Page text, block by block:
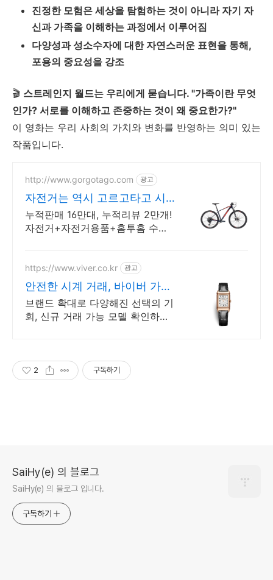
진정한 모험은 세상을 탐험하는 것이 아니라 자기 자
신과 가족을 이해하는 과정에서 이루어짐
다양성과 성소수자에 대한 자연스러운 표현을 통해,
포용의 중요성을 강조
🎬 스트레인지 월드는 우리에게 묻습니다. "가족이란 무엇
인가? 서로를 이해하고 존중하는 것이 왜 중요한가?"
이 영화는 우리 사회의 가치와 변화를 반영하는 의미 있는
작품입니다.
http://www.gorgotago.com 광고
자전거는 역시 고르고타고 시
즌 오픈 특가로 득템
누적판매 16만대, 누적리뷰 2만개!
자전거+자전거용품+홈투홈 수리
https://www.viver.co.kr 광고
안전한 시계 거래, 바이버 가상
계좌 결제 즉시 할인
브랜드 확대로 다양해진 선택의 기
회, 신규 거래 가능 모델 확인하기
2 구독하기
SaiHy(e) 의 블로그
SaiHy(e) 의 블로그 입니다.
구독하기